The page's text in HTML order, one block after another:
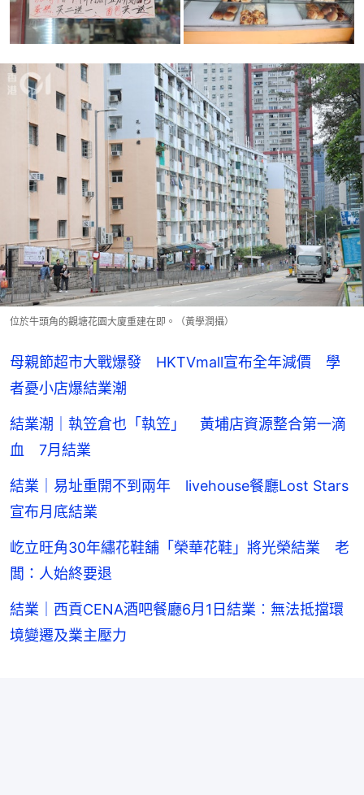
位於牛頭角的觀塘花園大廈重建在即。（黃學潤攝）
母親節超市大戰爆發 HKTVmall宣布全年減價 學
者憂小店爆結業潮
結業潮｜執笠倉也「執笠」 黃埔店資源整合第一滴
血 7月結業
結業｜易址重開不到兩年 livehouse餐廳Lost Stars
宣布月底結業
屹立旺角30年繡花鞋舖「榮華花鞋」將光榮結業 老
闆：人始終要退
結業｜西貢CENA酒吧餐廳6月1日結業︰無法抵擋環
境變遷及業主壓力